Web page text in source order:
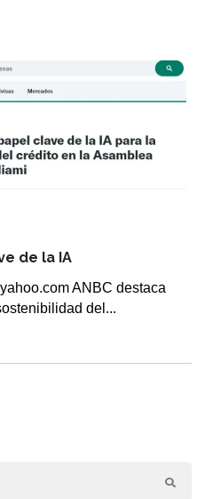
de la IA
ANBC destaca
del...